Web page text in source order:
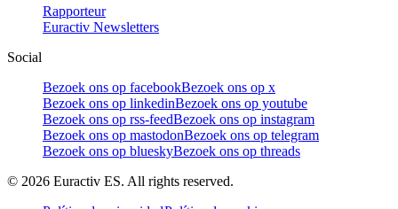
Rapporteur
Euractiv Newsletters
Social
Bezoek ons op facebookBezoek ons op x
Bezoek ons op linkedinBezoek ons op youtube
Bezoek ons op rss-feedBezoek ons op instagram
Bezoek ons op mastodonBezoek ons op telegram
Bezoek ons op blueskyBezoek ons op threads
© 2026 Euractiv ES. All rights reserved.